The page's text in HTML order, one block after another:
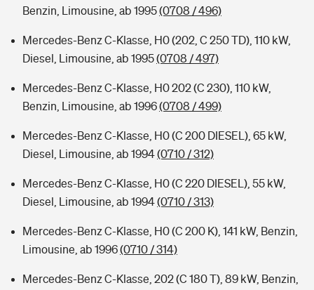
Benzin, Limousine, ab 1995(0708 / 496)
Mercedes-Benz C-Klasse, H0 (202, C 250 TD), 110 kW,
Diesel, Limousine, ab 1995(0708 / 497)
Mercedes-Benz C-Klasse, H0 202 (C 230), 110 kW,
Benzin, Limousine, ab 1996(0708 / 499)
Mercedes-Benz C-Klasse, H0 (C 200 DIESEL), 65 kW,
Diesel, Limousine, ab 1994(0710 / 312)
Mercedes-Benz C-Klasse, H0 (C 220 DIESEL), 55 kW,
Diesel, Limousine, ab 1994(0710 / 313)
Mercedes-Benz C-Klasse, H0 (C 200 K), 141 kW, Benzin,
Limousine, ab 1996(0710 / 314)
Mercedes-Benz C-Klasse, 202 (C 180 T), 89 kW, Benzin,